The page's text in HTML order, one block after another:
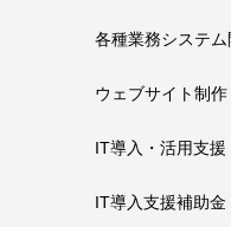
各種業務システ
ウェブサイト制
IT導入・活用支援
IT導入支援補助金